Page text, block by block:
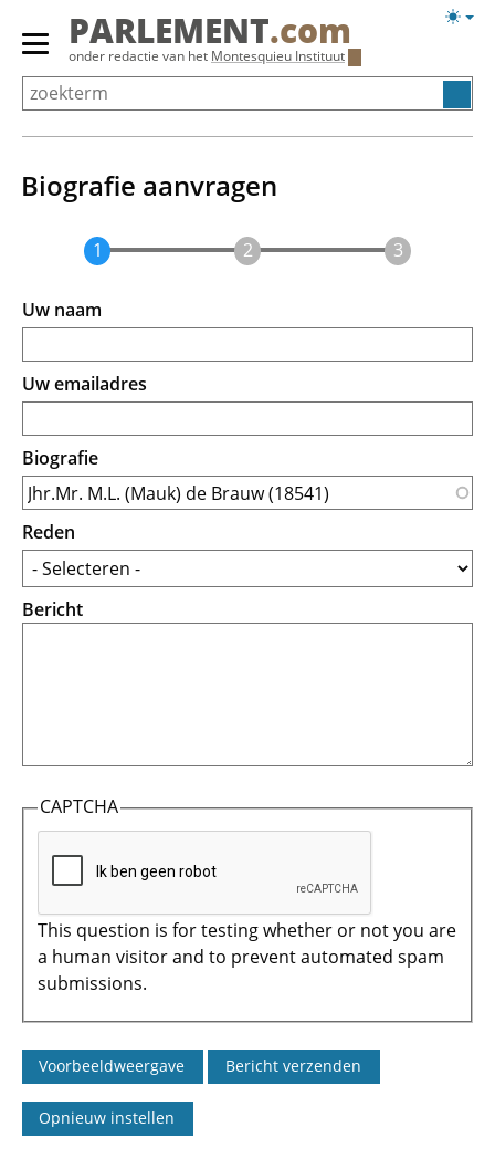
Overslaan
Primair
menu
tonen/verbergen
PARLEMENT.com
onder redactie van het Montesquieu Instituut
Biografie aanvragen
Uw naam
Uw emailadres
Biografie
Reden
Bericht
CAPTCHA
This question is for testing whether or not you are
a human visitor and to prevent automated spam
submissions.